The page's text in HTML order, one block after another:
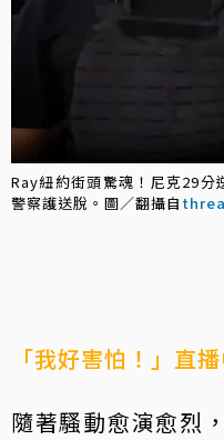
Ray紐約街頭驚魂！尼克29分
警察護送脫。圖／翻攝自
「我好害怕！」直
隨著騷動愈演愈烈